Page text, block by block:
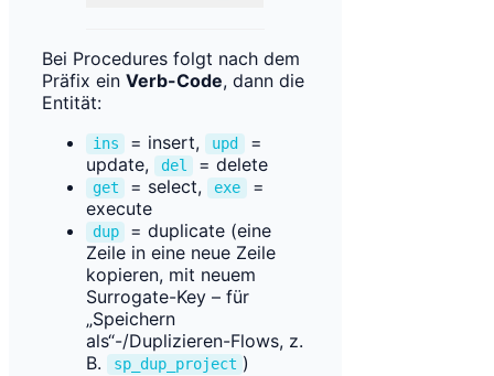
Bei Procedures folgt nach dem
Präfix ein Verb-Code, dann die
Entität:
ins = insert, upd
=
update,
del = delete
get = select, exe
=
execute
dup
= duplicate (eine
Zeile in eine neue Zeile
kopieren, mit neuem
Surrogate-Key – für
„Speichern
als“-/Duplizieren-Flows, z.
B.
sp_dup_project )